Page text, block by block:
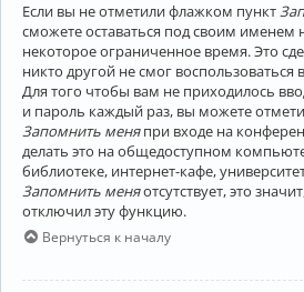
Если вы не отметили флажком пункт
сможете оставаться под своим именем
некоторое ограниченное время. Это
никто другой не смог
Для того чтобы вам не приходилось
и пароль каждый раз, вы можете
Запомнить меняпри входе на
делать это на общедоступном
библиотеке, интернет-кафе,
Запомнить меняотсутствует, это
отключил эту функцию.
Вернуться к началу